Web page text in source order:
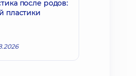
после родов:
пластики